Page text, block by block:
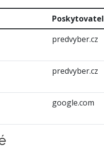
Poskytovatel
predvyber.cz
predvyber.cz
google.com